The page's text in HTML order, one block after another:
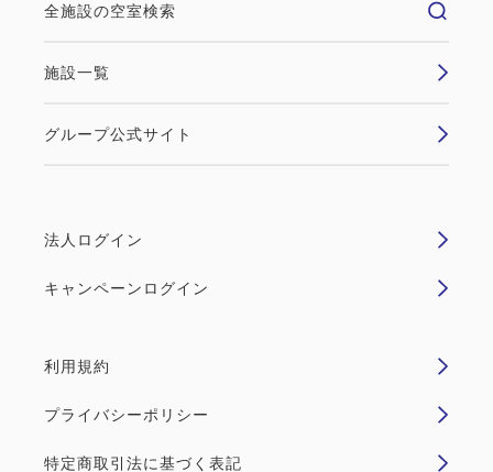
全施設の空室検索
施設一覧
グループ公式サイト
法人ログイン
キャンペーンログイン
利用規約
プライバシーポリシー
特定商取引法に基づく表記